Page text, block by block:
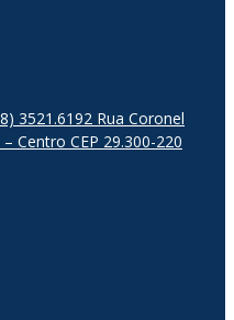
3521.6192 Rua Coronel
Centro CEP 29.300-220